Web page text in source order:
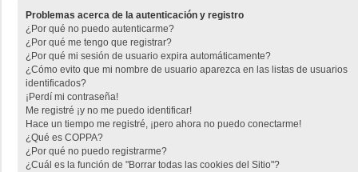
Problemas acerca de la autenticación y registro
¿Por qué no puedo autenticarme?
¿Por qué me tengo que registrar?
¿Por qué mi sesión de usuario expira automáticamente?
¿Cómo evito que mi nombre de usuario aparezca en las listas de usuarios
identificados?
¡Perdí mi contraseña!
Me registré ¡y no me puedo identificar!
Hace un tiempo me registré, ¡pero ahora no puedo conectarme!
¿Qué es COPPA?
¿Por qué no puedo registrarme?
¿Cuál es la función de "Borrar todas las cookies del Sitio"?